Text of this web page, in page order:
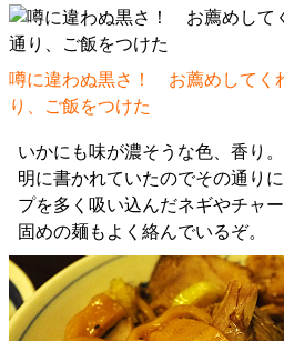
噂に違わぬ黒さ！ お薦めしてく
り、ご飯をつけた
いかにも味が濃そうな色、香り
明に書かれていたのでその通り
プを多く吸い込んだネギやチャ
固めの麺もよく絡んでいるぞ。